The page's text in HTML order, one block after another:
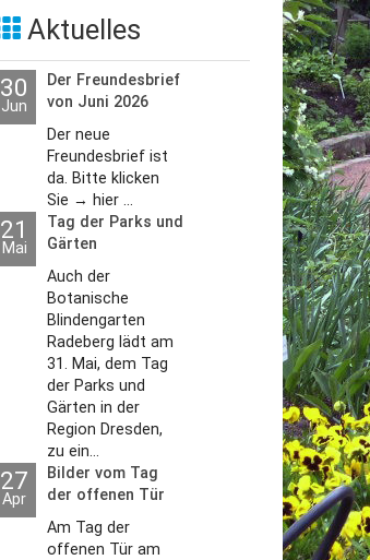
Aktuelles
30
Jun
Der Freundesbrief
von Juni 2026
Der neue
Freundesbrief ist
da. Bitte klicken
Sie → hier ...
21
Mai
Tag der Parks und
Gärten
Auch der
Botanische
Blindengarten
Radeberg lädt am
31. Mai, dem Tag
der Parks und
Gärten in der
Region Dresden,
zu ein...
27
Apr
Bilder vom Tag
der offenen Tür
2026
Am Tag der
offenen Tür am